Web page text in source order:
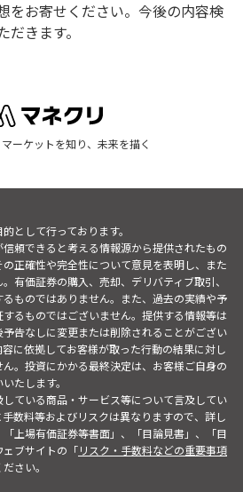
をお寄せください。今後の内容検
きます。
ーケットを知り、未来を描く
として行っております。
頼できると考える情報源から提供されたもの
正確性や完全性について意見を表明し、また
有価証券の購入、売却、デリバティブ取引、
ものではありません。また、過去の実績や予
るものではございません。提供する情報等は
告なしに変更または削除されることがござい
に依拠してお客様が取った行動の結果に対し
。投資にかかる最終決定は、お客様ご自身の
たします。
ている商品・サービス等について言及してい
数料等およびリスクは異なりますので、詳し
上場有価証券等書面」、「目論見書」、「目
ブサイトの「リスク・手数料などの重要事項
さい。